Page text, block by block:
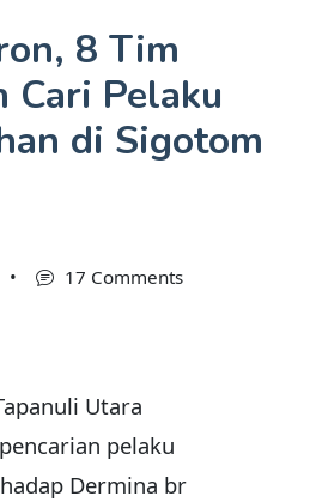
8 Tim
Cari Pelaku
di Sigotom
• 17 Comments
Utara
pelaku
Dermina br